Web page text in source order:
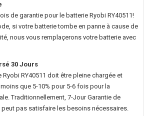
de garantie pour le batterie Ryobi RY40511!
si votre batterie tombe en panne à cause de
nous vous remplaçerons votre batterie avec
30 Jours
Ryobi RY40511 doit être pleine chargée et
que 5-10% pour 5-6 fois pour la
Traditionnellement, 7-Jour Garantie de
pas satisfaire les besoins nécessaires.